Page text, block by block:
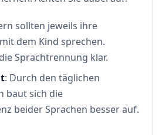
sollten jeweils ihre
dem Kind sprechen.
Sprachtrennung klar.
: Durch den täglichen
baut sich die
beider Sprachen besser auf.